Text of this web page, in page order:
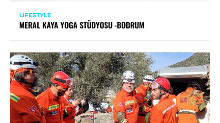
LIFESTYLE
MERAL KAYA YOGA STÜDYOSU -BODRUM